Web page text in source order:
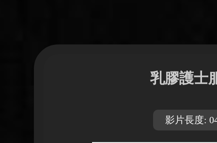
乳膠護士
影片長度: